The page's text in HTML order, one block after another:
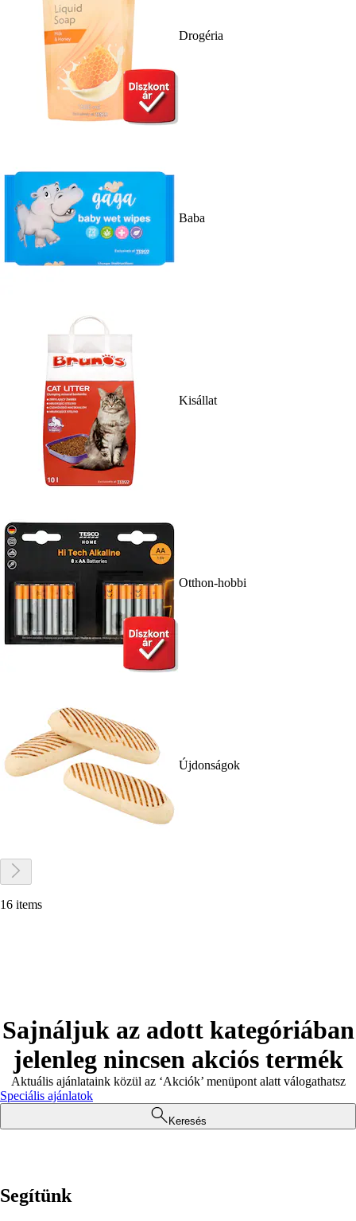
Drogéria
Baba
Kisállat
Otthon-hobbi
Újdonságok
16 items
Sajnáljuk az adott kategóriában
jelenleg nincsen akciós termék
Aktuális ajánlataink közül az ‘Akciók’ menüpont alatt válogathatsz
Speciális ajánlatok
Keresés
Segítünk